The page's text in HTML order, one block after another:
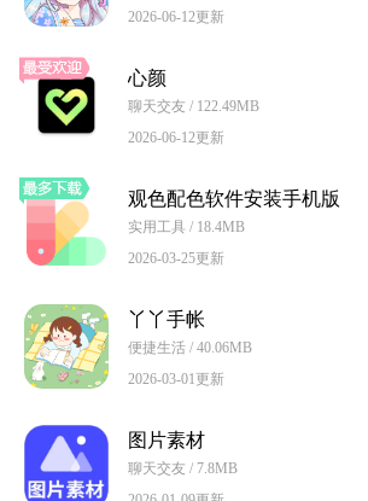
2026-06-12更新
心颜
聊天交友 / 122.49MB
2026-06-12更新
观色配色软件安装手机版
实用工具 / 18.4MB
2026-03-25更新
丫丫手帐
便捷生活 / 40.06MB
2026-03-01更新
图片素材
聊天交友 / 7.8MB